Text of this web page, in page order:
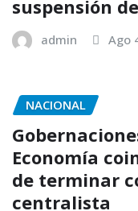
suspensión
admin Ago
NACIONAL
Economía
de terminar
centralista